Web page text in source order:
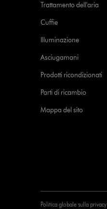
Trattamento dell'aria
Cuffie
Illuminazione
Asciugamani
Prodotti ricondizionati
Parti di ricambio
Mappa del sito
Politica globale sulla privacy